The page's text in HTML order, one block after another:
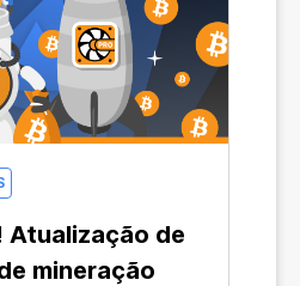
Atualização de
mineração